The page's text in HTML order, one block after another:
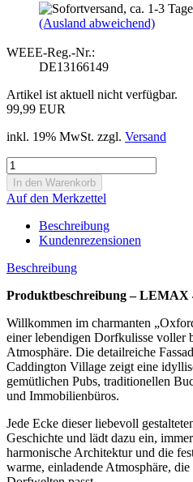
(Ausland abweichend)
WEEE-Reg.-Nr.:
DE13166149
Artikel ist aktuell nicht verfügbar.
99,99 EUR
inkl. 19% MwSt. zzgl. Versand
Auf den Merkzettel
Beschreibung
Kundenrezensionen
Beschreibung
Produktbeschreibung – LEMAX
Willkommen im charmanten
einer lebendigen Dorfkulisse voller
Atmosphäre. Die detailreiche
Caddington Village zeigt eine
gemütlichen Pubs, traditionellen
und Immobilienbüros.
Jede Ecke dieser liebevoll
Geschichte und lädt dazu ein,
harmonische Architektur und die
warme, einladende Atmosphäre,